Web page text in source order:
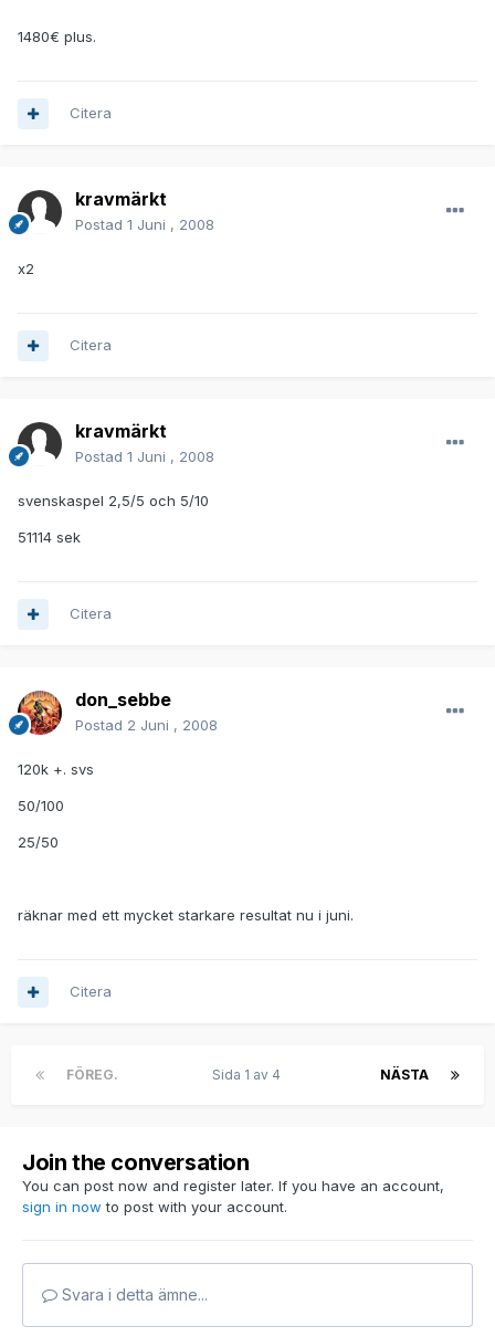
1480€ plus.
Citera
kravmärkt
Postad 1 Juni , 2008
x2
Citera
kravmärkt
Postad 1 Juni , 2008
svenskaspel 2,5/5 och 5/10
51114 sek
Citera
don_sebbe
Postad 2 Juni , 2008
120k +. svs
50/100
25/50
räknar med ett mycket starkare resultat nu i juni.
Citera
FÖREG. NÄSTA
Sida 1 av 4
Join the conversation
You can post now and register later. If you have an account,
sign in now to post with your account.
Svara i detta ämne...